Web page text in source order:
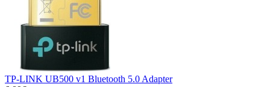
TP-LINK UB500 v1 Bluetooth 5.0 Adapter